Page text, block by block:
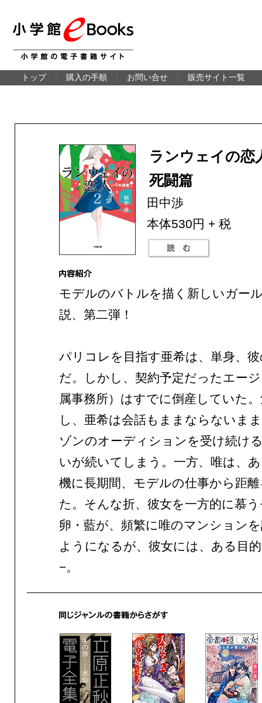
トップ 購入の手順 お問い合せ 販売サイト一覧
ランウェイの
死闘篇
田中渉
本体530円 + 税
モデルのバトルを描く新しいガー
説、第二弾！
パリコレを目指す亜希は、単身、
だ。しかし、契約予定だったエー
属事務所）はすでに倒産していた
し、亜希は会話もままならないま
ゾンのオーディションを受け続け
いが続いてしまう。一方、唯は、
機に長期間、モデルの仕事から距
た。そんな折、彼女を一方的に慕
卵・藍が、頻繁に唯のマンション
ようになるが、彼女には、ある目
−。